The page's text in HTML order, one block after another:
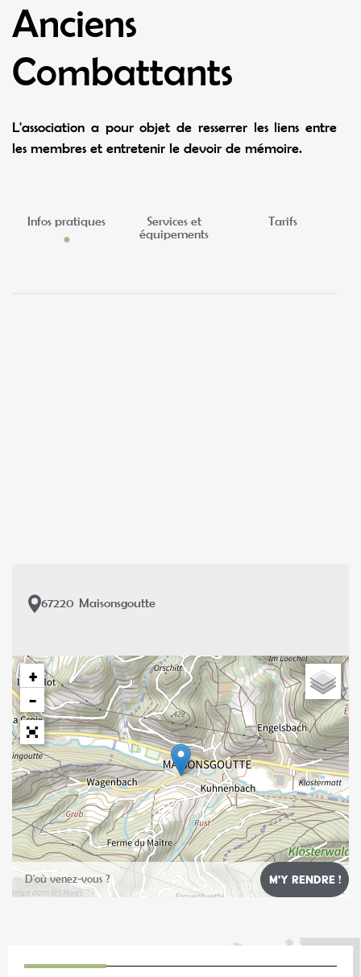
Anciens
Combattants
L'association a pour objet de resserrer les liens entre
les membres et entretenir le devoir de mémoire.
Infos pratiques
Services et
équipements
Tarifs
67220 Maisonsgoutte
+
−
Leaflet